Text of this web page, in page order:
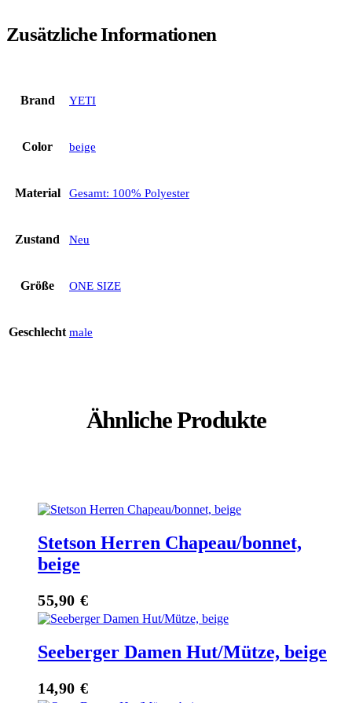
Zusätzliche Informationen
Brand YETI
Color beige
Material Gesamt: 100% Polyester
Zustand Neu
Größe ONE SIZE
Geschlecht male
Ähnliche Produkte
Stetson Herren Chapeau/bonnet,
beige
55,90 €
Seeberger Damen Hut/Mütze, beige
14,90 €